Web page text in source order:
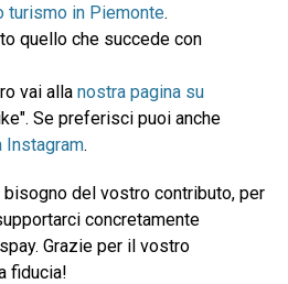
turismo in Piemonte.
quello che succede con
vai alla nostra pagina su
Se preferisci puoi anche
Instagram.
del vostro contributo, per
concretamente
Grazie per il vostro
fiducia!